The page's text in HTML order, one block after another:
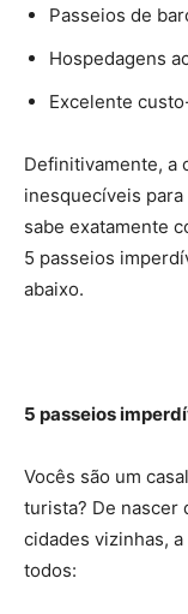
Passeios de
Hospedagens
Excelente
Definitivamente, a
inesquecíveis
sabe exatamente
5 passeios
abaixo.
5 passeios
Vocês são um
turista? De nascer
cidades vizinhas,
todos: